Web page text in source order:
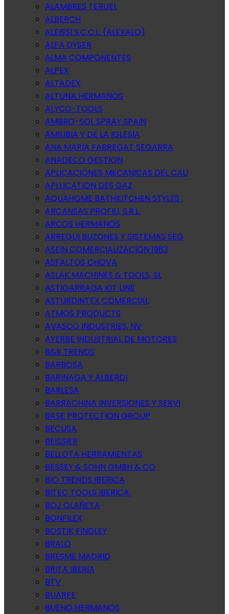
ALAMBRES TERUEL
ALBERCH
ALEISSI S.C.C.L. (ALEXALO)
ALFA DYSER
ALMA COMPONENTES
ALPEX
ALTADEX
ALTUNA HERMANOS
ALYCO-TOOLS
AMBRO-SOL SPRAY SPAIN
AMILIBIA Y DE LA IGLESIA
ANA MARIA FABREGAT SEGARRA
ANADECO GESTION
APLICACIONES MECANICAS DEL CAU
APLLICATION DES GAZ
AQUAHOME BATHKITCHEN STYLES ,
ARCANSAS PROFILI, S.R.L.
ARCOS HERMANOS
ARREGUI BUZONES Y SISTEMAS SEG
ASEIN COMERCIALIZACIÓN 1983
ASFALTOS CHOVA
ASLAK MACHINES & TOOLS, SL
ASTIGARRAGA KIT LINE
ASTURDINTEX COMERCIAL
ATMOS PRODUCTS
AVASCO INDUSTRIES, NV
AYERBE INDUSTRIAL DE MOTORES
B&B TRENDS
BARBOSA
BARINAGA Y ALBERDI
BARLESA
BARRACHINA INVERSIONES Y SERVI
BASE PROTECTION GROUP
BECUSA
BEISSIER
BELLOTA HERRAMIENTAS
BESSEY & SOHN GMBH & CO
BIO TRENDS IBERICA
BITEC TOOLS IBERICA.
BOJ OLAÑETA
BONFILEX
BOSTIK FINDLEY
BRALO
BRESME MADRID
BRITA IBERIA
BTV
BUARFE
BUENO HERMANOS